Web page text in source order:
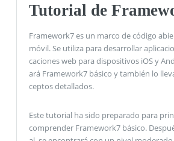
Tutorial de
Framework7 es un marco de código
móvil. Se utiliza para desarrollar
caciones web para dispositivos iOS y
ará Framework7 básico y también lo
ceptos detallados.
Este tutorial ha sido preparado para
comprender Framework7 básico.